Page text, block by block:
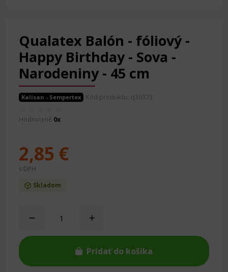
Qualatex Balón - fóliový -
Happy Birthday - Sova -
Narodeniny - 45 cm
Kalisan - Sempertex Kód produktu: q36373
Hodnotené 0x
Skladom
2,85 €
s DPH
Pridať do košíka